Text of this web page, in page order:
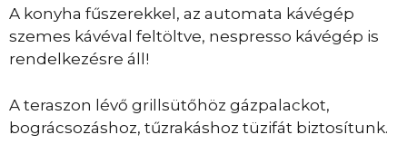
A konyha fűszerekkel, az automata kávégép
szemes kávéval feltöltve, nespresso kávégép is
rendelkezésre áll!
A teraszon lévő grillsütőhöz gázpalackot,
bográcsozáshoz, tűzrakáshoz tüzifát biztosítunk.